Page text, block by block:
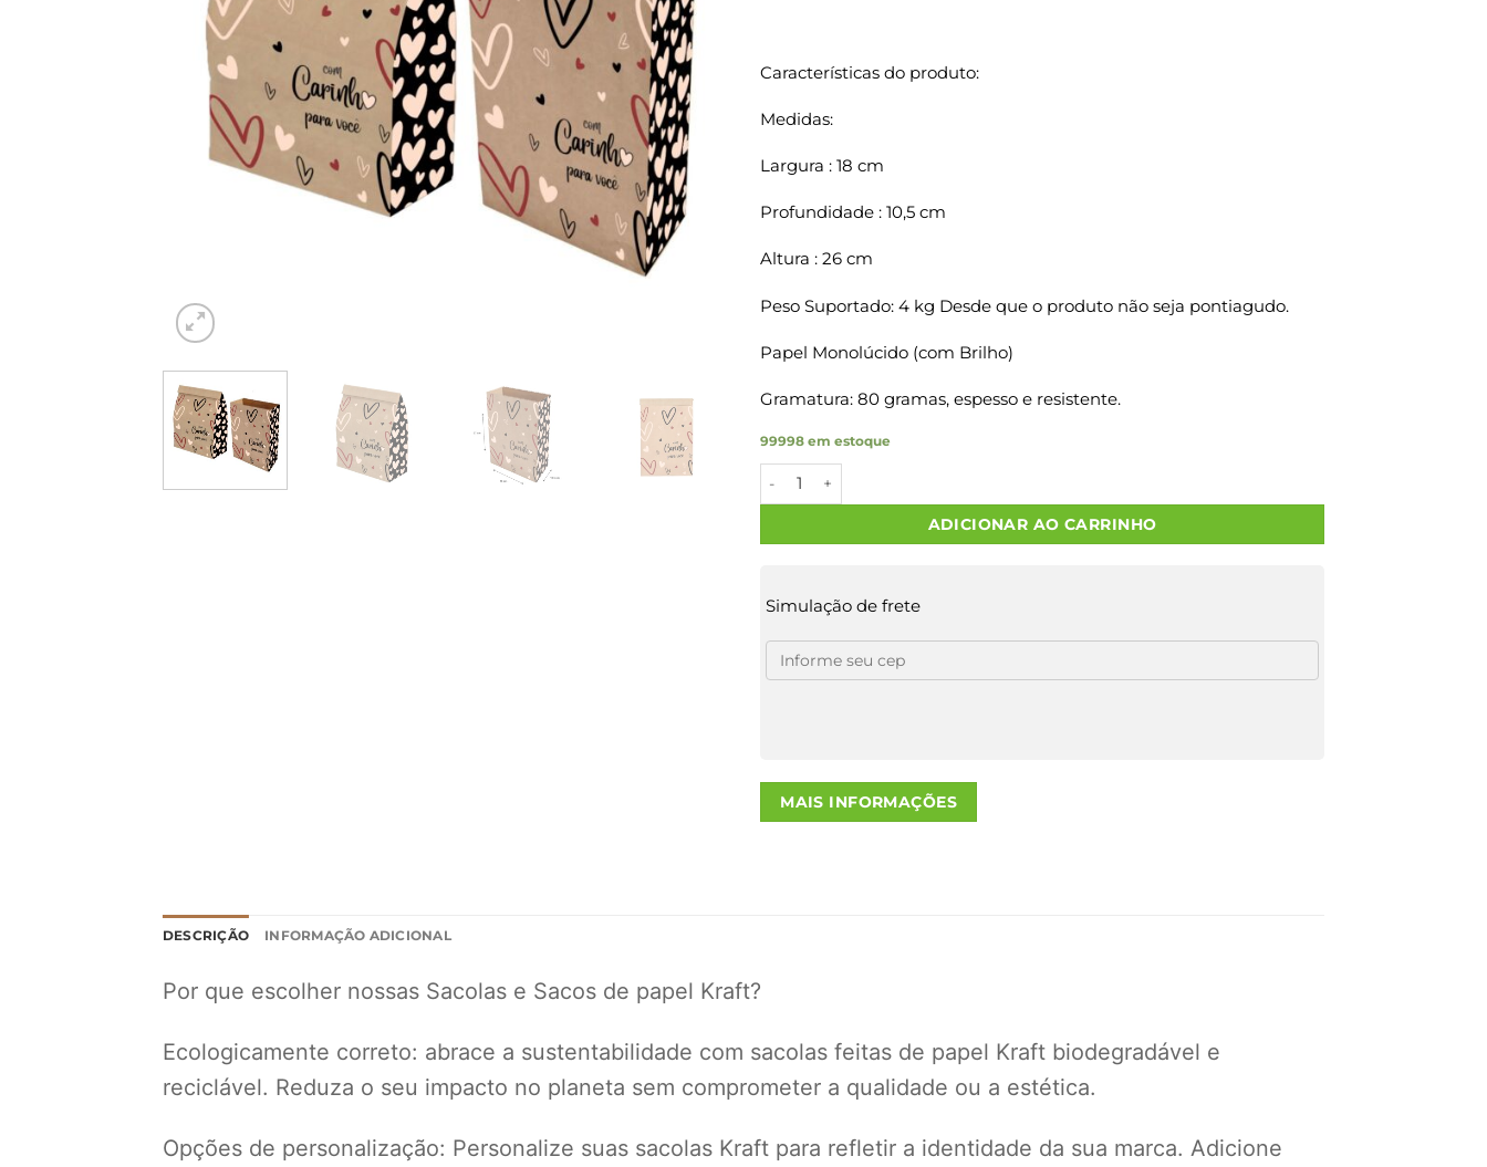
Características do produto:
Medidas:
Largura : 18 cm
Profundidade : 10,5 cm
Altura : 26 cm
Peso Suportado: 4 kg Desde que o produto não seja pontiagudo.
Papel Monolúcido (com Brilho)
Gramatura: 80 gramas, espesso e resistente.
99998 em estoque
Sacos Papel Kraft COM CARINHO P/R P 18x10,5x27 500 Un. quantidade
ADICIONAR AO CARRINHO
Simulação de frete
MAIS INFORMAÇÕES
DESCRIÇÃO INFORMAÇÃO ADICIONAL
Por que escolher nossas Sacolas e Sacos de papel Kraft?
Ecologicamente correto: abrace a sustentabilidade com sacolas feitas de papel Kraft biodegradável e
reciclável. Reduza o seu impacto no planeta sem comprometer a qualidade ou a estética.
Opções de personalização: Personalize suas sacolas Kraft para refletir a identidade da sua marca. Adicione